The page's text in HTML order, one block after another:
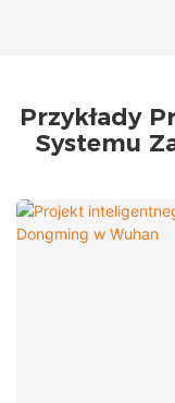
Przykłady
Systemu